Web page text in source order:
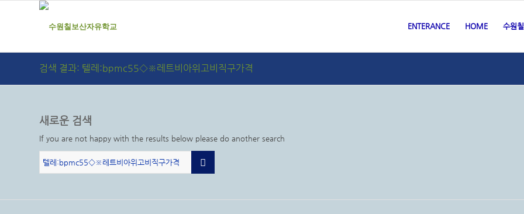
ENTERANCE HOME 수원
검색 결과: 텔레:bpmc55◇※레트비아위고비직구가격
새로운 검색
If you are not happy with the results below please do another search